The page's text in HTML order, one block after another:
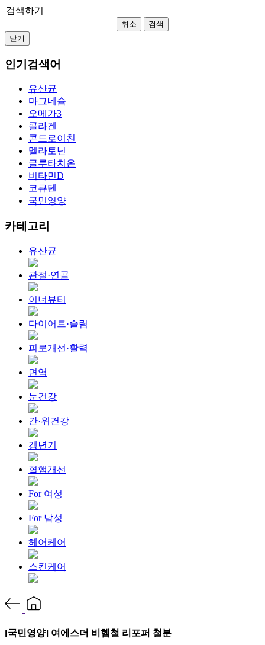
검색하기
취소
검색
닫기
인기검색어
유산균
마그네슘
오메가3
콜라겐
콘드로이친
멜라토닌
글루타치온
비타민D
코큐텐
국민영양
카테고리
유산균
관절·연골
이너뷰티
다이어트·슬림
피로개선·활력
면역
눈건강
간·위건강
갱년기
혈행개선
For 여성
For 남성
헤어케어
스킨케어
[국민영양] 여에스더 비헴철 리포퍼 철분